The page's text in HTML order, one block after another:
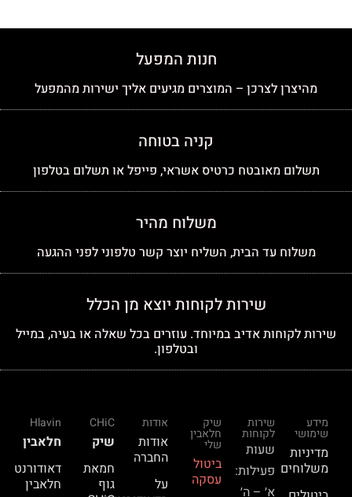
חנות המפעל
מהיצרן לצרכן – המוצרים מגיעים אליך ישירות מהמפעל
קניה בטוחה
תשלום מאובטח כרטיס אשראי, פייפל או תשלום בטלפון
משלוח מהיר
משלוח עד הבית, השליח יוצר קשר טלפוני לפני ההגעה
שירות לקוחות יוצא מן הכלל
שירות לקוחות אדיב במיוחד. עוזרים בכל שאלה או בעיה, במייל
ובטלפון.
מידע
שימושי
מדיניות
משלוחים
שירות
לקוחות
שעות
פעילות:
א׳ – ה׳
שיק
חלאבין
שלי
ביטול
עסקה
אודות
אודות
החברה
על
CHiC
שיק
חמאת
גוף
Hlavin
חלאבין
דאודורנט
חלאבין